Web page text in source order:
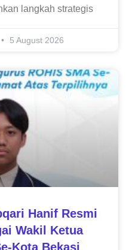
langkah strategis
5 August 2026
Hanif Resmi
Wakil Ketua
Kota Bekasi